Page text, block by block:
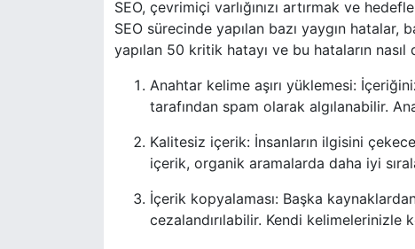
SEO, çevrimiçi varlığınızı artırmak ve
SEO sürecinde yapılan bazı yaygın hatalar,
yapılan 50 kritik hatayı ve bu hataların
Anahtar kelime aşırı yüklemesi:
tarafından spam olarak algılanabilir.
Kalitesiz içerik: İnsanların ilgisini
içerik, organik aramalarda daha iyi
İçerik kopyalaması: Başka
cezalandırılabilir. Kendi